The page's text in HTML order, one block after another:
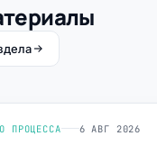
ПРОЦЕССА 6 АВГ 2026